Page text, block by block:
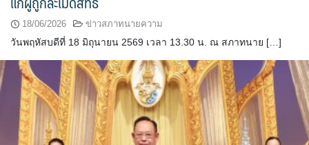
18/06/2026 ข่าวสภาทนายความ
วันพฤหัสบดีที่ 18 มิถุนายน 2569 เวลา 13.30 น. ณ สภาทนาย […]